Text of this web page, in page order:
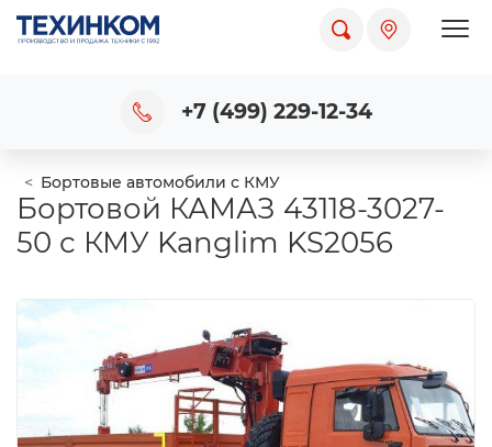
+7 (499) 229-12-34
Бортовые автомобили с КМУ
Бортовой КАМАЗ 43118-3027-
50 с КМУ Kanglim KS2056